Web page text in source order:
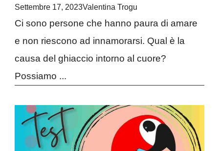
Settembre 17, 2023Valentina Trogu
Ci sono persone che hanno paura di amare
e non riescono ad innamorarsi. Qual è la
causa del ghiaccio intorno al cuore?
Possiamo ...